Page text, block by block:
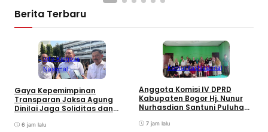
Berita Terbaru
Info Kampus
Nasional
Gaya Kepemimpinan
Transparan Jaksa Agung
Dinilai Jaga Soliditas dan
Adhyaksa
6 jam lalu
KomunitasNasional
Anggota Komisi IV DPRD
Kabupaten Bogor Hj. Nunur
Nurhasdian Santuni Puluhan
7 jam lalu